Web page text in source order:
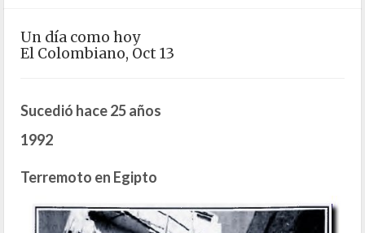
Un día como hoy
El Colombiano, Oct 13
Sucedió hace 25 años
1992
Terremoto en Egipto